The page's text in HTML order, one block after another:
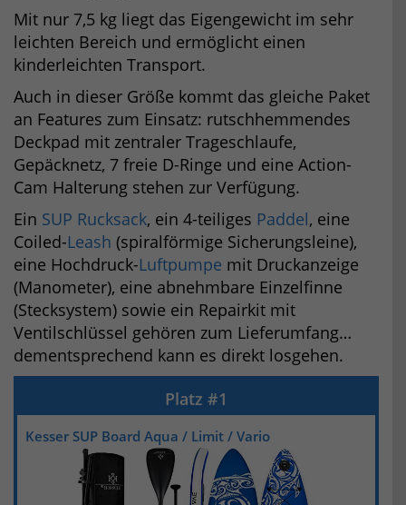
Mit nur 7,5 kg liegt das Eigengewicht im sehr
leichten Bereich und ermöglicht einen
kinderleichten Transport.
Auch in dieser Größe kommt das gleiche Paket
an Features zum Einsatz: rutschhemmendes
Deckpad mit zentraler Trageschlaufe,
Gepäcknetz, 7 freie D-Ringe und eine Action-
Cam Halterung stehen zur Verfügung.
Ein SUP Rucksack, ein 4-teiliges Paddel, eine
Coiled-Leash (spiralförmige Sicherungsleine),
eine Hochdruck-Luftpumpe mit Druckanzeige
(Manometer), eine abnehmbare Einzelfinne
(Stecksystem) sowie ein Repairkit mit
Ventilschlüssel gehören zum Lieferumfang…
dementsprechend kann es direkt losgehen.
Kesser SUP Board Aqua / Limit / Vario